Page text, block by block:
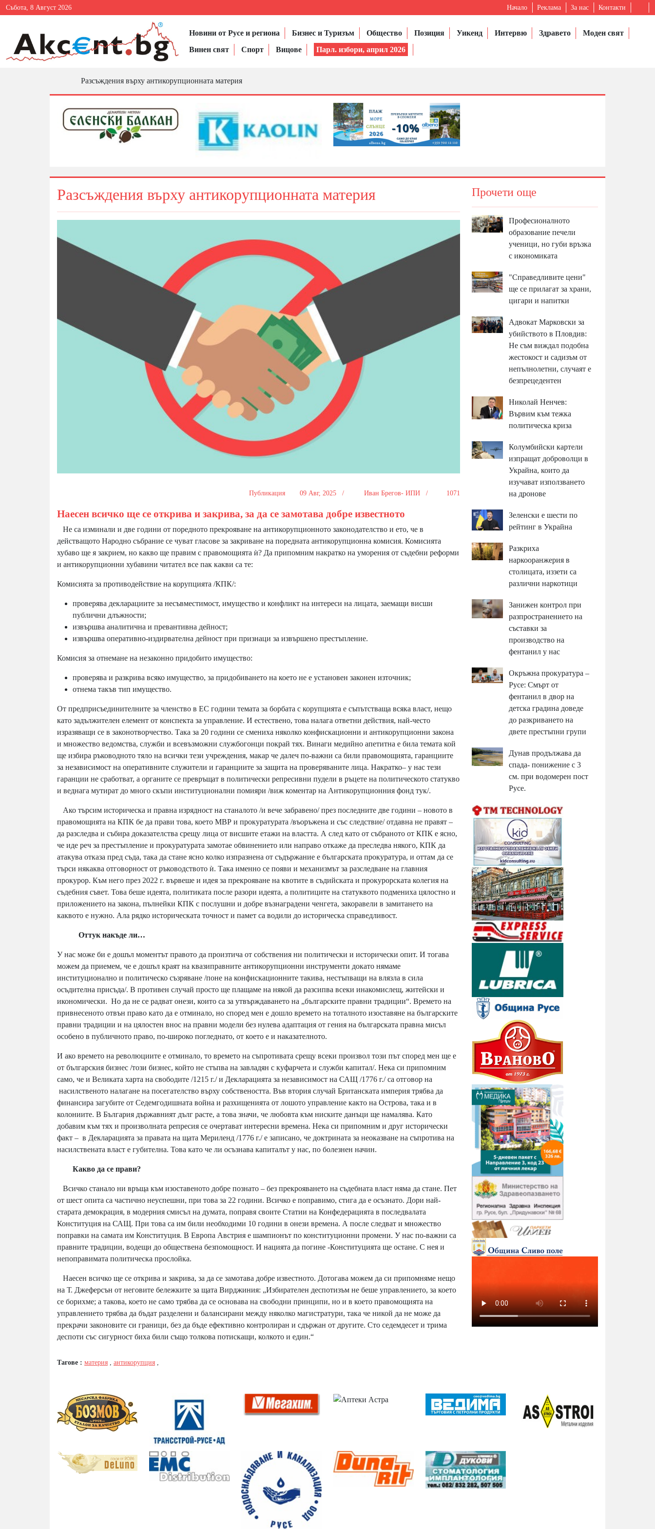
Събота, 8 Август 2026 Начало Реклама За нас Контакти
Новини от Русе и региона Бизнес и Туризъм Общество Позиция Уикенд Интервю Здравето
Моден свят
Винен свят
Спорт Вицове Парл. избори, април 2026
Разсъждения върху антикорупционната материя
Разсъждения върху антикорупционната материя
Публикация 09 Авг, 2025 / Иван Брегов- ИПИ / 1071
Наесен всичко ще се открива и закрива, за да се замотава добре известното
Не са изминали и две години от поредното прекрояване на антикорупционното законодателство и ето, че в
действащото Народно събрание се чуват гласове за закриване на поредната антикорупционна комисия. Комисията
хубаво ще я закрием, но какво ще правим с правомощията ѝ? Да припомним накратко на уморения от съдебни реформи
и антикорупционни хубавини читател все пак какви са те:
Комисията за противодействие на корупцията /КПК/:
проверява декларациите за несъвместимост, имущество и конфликт на интереси на лицата, заемащи висши
публични длъжности;
извършва аналитична и превантивна дейност;
извършва оперативно-издирвателна дейност при признаци за извършено престъпление.
Комисия за отнемане на незаконно придобито имущество:
проверява и разкрива всяко имущество, за придобиването на което не е установен законен източник;
отнема такъв тип имущество.
От предприсъединителните за членство в ЕС години темата за борбата с корупцията е съпътстваща всяка власт, нещо
като задължителен елемент от конспекта за управление. И естествено, това налага ответни действия, най-често
изразяващи се в законотворчество. Така за 20 години се смениха няколко конфискационни и антикорупционни закона
и множество ведомства, служби и всевъзможни службогонци покрай тях. Винаги медийно апетитна е била темата кой
ще избира ръководното тяло на всички тези учреждения, макар че далеч по-важни са били правомощията, гаранциите
за независимост на оперативните служители и гаранциите за защита на проверяваните лица. Накратко– у нас тези
гаранции не сработват, а органите се превръщат в политически репресивни пудели в ръцете на политическото статукво
и веднага мутират до много скъпи институционални помияри /виж коментар на Антикорупционния фонд тук/.
Ако търсим историческа и правна изрядност на станалото /и вече забравено/ през последните две години – новото в
правомощията на КПК бе да прави това, което МВР и прокуратурата /въоръжена и със следствие/ отдавна не правят –
да разследва и събира доказателства срещу лица от висшите етажи на властта. А след като от събраното от КПК е ясно,
че иде реч за престъпление и прокуратурата замотае обвинението или направо откаже да преследва някого, КПК да
атакува отказа пред съда, така да стане ясно колко изпразнена от съдържание е българската прокуратура, и оттам да се
търси някаква отговорност от ръководството ѝ. Така именно се появи и механизмът за разследване на главния
прокурор. Към него през 2022 г. вървеше и идея за прекрояване на квотите в съдийската и прокурорската колегия на
съдебния съвет. Това беше идеята, политиката после разори идеята, а политиците на статуквото подмениха цялостно и
приложението на закона, пълнейки КПК с послушни и добре възнаградени ченгета, закоравели в замитането на
каквото е нужно. Ала рядко историческата точност и памет са водили до историческа справедливост.
Оттук накъде ли…
У нас може би е дошъл моментът правото да произтича от собствения ни политически и исторически опит. И тогава
можем да приемем, че е дошъл краят на квазиправните антикорупционни инструменти докато нямаме
институционално и политическо съзряване /поне на конфискационните такива, нестъпващи на влязла в сила
осъдителна присъда/. В противен случай просто ще плащаме на някой да разсипва всеки инакомислещ, житейски и
икономически. Но да не се радват онези, които са за утвърждаването на „българските правни традиции“. Времето на
привнесеното отвън право като да е отминало, но според мен е дошло времето на тоталното изоставяне на българските
правни традиции и на цялостен внос на правни модели без нулева адаптация от гения на българската правна мисъл
особено в публичното право, по-широко погледнато, от което е и наказателното.
И ако времето на революциите е отминало, то времето на съпротивата срещу всеки произвол този път според мен ще е
от българския бизнес /този бизнес, който не стъпва на завладян с куфарчета и служби капитал/. Нека си припомним
само, че и Великата харта на свободите /1215 г./ и Декларацията за независимост на САЩ /1776 г./ са отговор на
насилственото налагане на посегателство върху собствеността. Във втория случай Британската империя трябва да
финансира загубите от Седемгодишната война и разхищенията от лошото управление както на Острова, така и в
колониите. В България държавният дълг расте, а това значи, че любовта към ниските данъци ще намалява. Като
добавим към тях и произволната репресия се очертават интересни времена. Нека си припомним и друг исторически
факт – в Декларацията за правата на щата Мериленд /1776 г./ е записано, че доктрината за неоказване на съпротива на
насилствената власт е губителна. Това като че ли осъзнава капиталът у нас, по болезнен начин.
Какво да се прави?
Всичко станало ни връща към изоставеното добре познато – без прекрояването на съдебната власт няма да стане. Пет
от шест опита са частично неуспешни, при това за 22 години. Всичко е поправимо, стига да е осъзнато. Дори най-
старата демокрация, в модерния смисъл на думата, поправя своите Статии на Конфедерацията в последвалата
Конституция на САЩ. При това са им били необходими 10 години в онези времена. А после следват и множество
поправки на самата им Конституция. В Европа Австрия е шампионът по конституционни промени. У нас по-важни са
правните традиции, водещи до обществена безпомощност. И нацията да погине -Конституцията ще остане. С нея и
непоправимата политическа прослойка.
Наесен всичко ще се открива и закрива, за да се замотава добре известното. Дотогава можем да си припомняме нещо
на Т. Джеферсън от неговите бележките за щата Вирджиния: „Избирателен деспотизъм не беше управлението, за което
се борихме; а такова, което не само трябва да се основава на свободни принципи, но и в което правомощията на
управлението трябва да бъдат разделени и балансирани между няколко магистратури, така че никой да не може да
прекрачи законовите си граници, без да бъде ефективно контролиран и сдържан от другите. Сто седемдесет и трима
деспоти със сигурност биха били също толкова потискащи, колкото и един.“
Тагове : материя антикорупция
Прочети още
Професионалното
образование печели
ученици, но губи връзка
с икономиката
"Справедливите цени"
ще се прилагат за храни,
цигари и напитки
Адвокат Марковски за
убийството в Пловдив:
Не съм виждал подобна
жестокост и садизъм от
непълнолетни, случаят е
безпрецедентен
Николай Ненчев:
Вървим към тежка
политическа криза
Колумбийски картели
изпращат доброволци в
Украйна, които да
изучават използването
на дронове
Зеленски е шести по
рейтинг в Украйна
Разкриха
наркооранжерия в
столицата, иззети са
различни наркотици
Занижен контрол при
разпространението на
съставки за
производство на
фентанил у нас
Окръжна прокуратура –
Русе: Смърт от
фентанил в двор на
детска градина доведе
до разкриването на
двете престъпни групи
Дунав продължава да
спада- понижение с 3
см. при водомерен пост
Русе.